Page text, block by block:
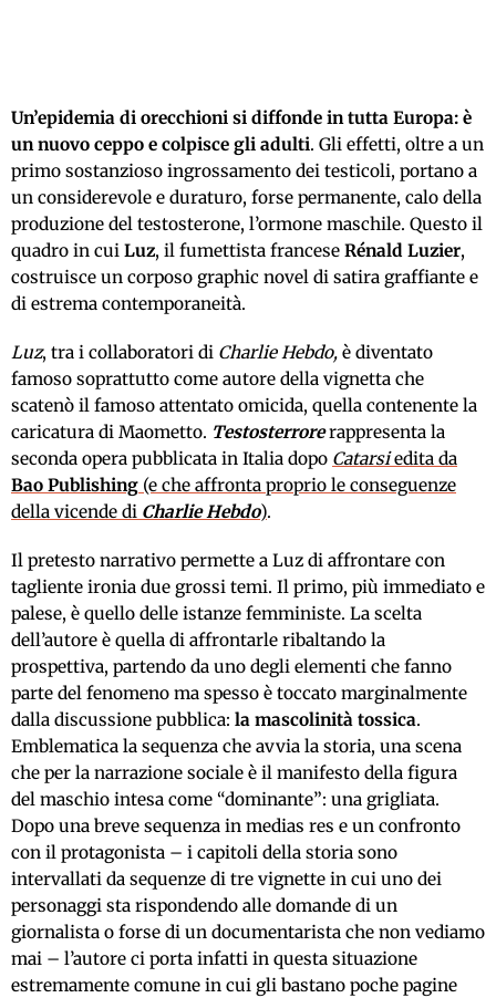
Un’epidemia di orecchioni si diffonde in tutta Europa: è
un nuovo ceppo e colpisce gli adulti. Gli effetti, oltre a un
primo sostanzioso ingrossamento dei testicoli, portano a
un considerevole e duraturo, forse permanente, calo della
produzione del testosterone, l’ormone maschile. Questo il
quadro in cui Luz, il fumettista francese Rénald Luzier,
costruisce un corposo graphic novel di satira graffiante e
di estrema contemporaneità.
Luz, tra i collaboratori di Charlie Hebdo, è diventato
famoso soprattutto come autore della vignetta che
scatenò il famoso attentato omicida, quella contenente la
caricatura di Maometto. Testosterrorerappresenta la
seconda opera pubblicata in Italia dopo Catarsiedita da
Bao Publishing (e che affronta proprio le conseguenze
della vicende di Charlie Hebdo).
Il pretesto narrativo permette a Luz di affrontare con
tagliente ironia due grossi temi. Il primo, più immediato e
palese, è quello delle istanze femministe. La scelta
dell’autore è quella di affrontarle ribaltando la
prospettiva, partendo da uno degli elementi che fanno
parte del fenomeno ma spesso è toccato marginalmente
dalla discussione pubblica: la mascolinità tossica.
Emblematica la sequenza che avvia la storia, una scena
che per la narrazione sociale è il manifesto della figura
del maschio intesa come “dominante”: una grigliata.
Dopo una breve sequenza in medias res e un confronto
con il protagonista – i capitoli della storia sono
intervallati da sequenze di tre vignette in cui uno dei
personaggi sta rispondendo alle domande di un
giornalista o forse di un documentarista che non vediamo
mai – l’autore ci porta infatti in questa situazione
estremamente comune in cui gli bastano poche pagine